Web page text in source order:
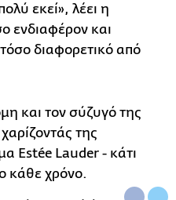
εκεί», λέει η
ενδιαφέρον και
διαφορετικό από
και τον σύζυγό της
της
Estée Lauder - κάτι
κάθε χρόνο.